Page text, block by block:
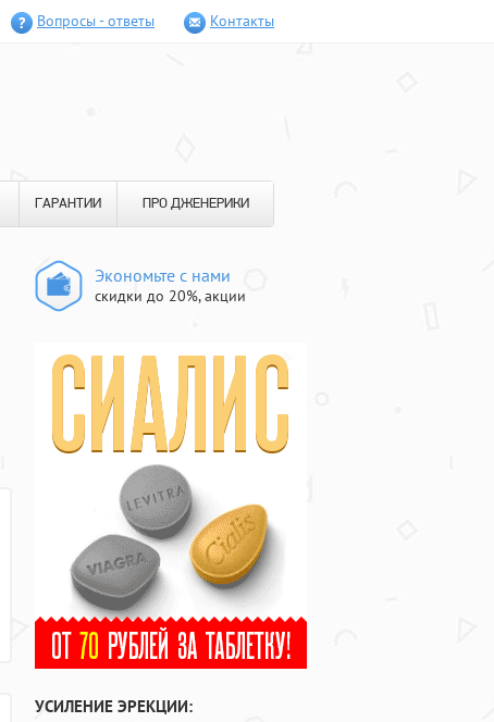
Вопросы - ответы Контакты
ГАРАНТИИ ПРО ДЖЕНЕРИКИ
Экономьте с нами
скидки до 20%, акции
УСИЛЕНИЕ ЭРЕКЦИИ: